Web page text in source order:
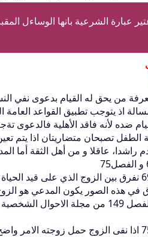
عبارة الشرعية بانها الوساءل
من يحق له القيام بدعوى نفي
اذ يتوجب تطبيق القواعد العامة
ضده لأنه فاقد الأهلية فالدعوى
تصبحان متضاريتان اذا يتم
راشدا، عاقلا و من أهل الثقة أما
على أساس الفصل 69 نفرق بين الزوج الذي
في هذه الصور يكون المدعي هو
بنفي النسب اذ نص الفصل 149 من